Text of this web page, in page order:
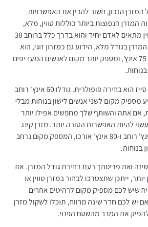
המזרן הנכון, חשוב להבין את האפשרויות
המזרן הנפוצות ביותר כוללות טווין, מלא,
מלכה ומלך. מזרון טווין מתאים לאדם יחיד והוא בדרך כלל ברוחב 38
75 אינץ'. המזרן בגודל מלא, הידוע גם כמזרון זוגי, הוא
ברוחב 54 אינץ' ואורך 75 אינץ', ומספק יותר מקום לאנשים המעדיפים
עבור זוגות, מזרן קווין סייז הוא בחירה פופולרית. גודלו 60 אינץ' רוחב
מספיק מקום לשני אנשים לישון בנוחות מבלי
אם אתה והשותף שלך מחפשים אפילו יותר
להיות האפשרות הטובה יותר. מזרן קינג
סטנדרטי בגודל 76 אינץ' רוחב ו-80 אינץ' אורכו, המספק מקום נרחב
בנוחות.
ואת פריסתך בעת בחירת גודל המזרן. אם
ייתכן שתצטרכו לבחור במזרן טווין או
שיש לכם מספיק מקום לרהיטים אחרים
יש לכם חדר שינה מרווח, תוכלו לשקול מזרן
להפיק את המרב מהשטח הפנוי.